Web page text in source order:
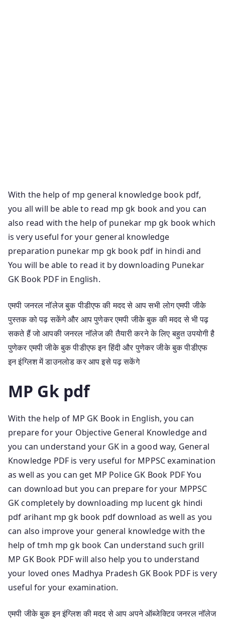
With the help of mp general knowledge book pdf,
you all will be able to read mp gk book and you can
also read with the help of punekar mp gk book which
is very useful for your general knowledge
preparation punekar mp gk book pdf in hindi and
You will be able to read it by downloading Punekar
GK Book PDF in English.
एमपी जनरल नॉलेज बुक पीडीएफ की मदद से आप सभी लोग एमपी जीके
पुस्तक को पढ़ सकेंगे और आप पुणेकर एमपी जीके बुक की मदद से भी पढ़
सकते हैं जो आपकी जनरल नॉलेज की तैयारी करने के लिए बहुत उपयोगी है
पुणेकर एमपी जीके बुक पीडीएफ इन हिंदी और पुणेकर जीके बुक पीडीएफ
इन इंग्लिश में डाउनलोड कर आप इसे पढ़ सकेंगे
MP Gk pdf
With the help of MP GK Book in English, you can
prepare for your Objective General Knowledge and
you can understand your GK in a good way, General
Knowledge PDF is very useful for MPPSC examination
as well as you can get MP Police GK Book PDF You
can download but you can prepare for your MPPSC
GK completely by downloading mp lucent gk hindi
pdf arihant mp gk book pdf download as well as you
can also improve your general knowledge with the
help of tmh mp gk book Can understand such grill
MP GK Book PDF will also help you to understand
your loved ones Madhya Pradesh GK Book PDF is very
useful for your examination.
एमपी जीके बुक इन इंग्लिश की मदद से आप अपने ऑब्जेक्टिव जनरल नॉलेज